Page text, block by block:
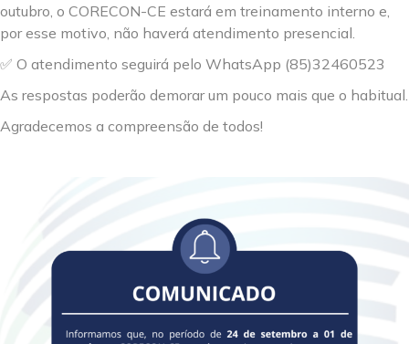
outubro, o CORECON-CE estará em treinamento interno e,
por esse motivo, não haverá atendimento presencial.
✅ O atendimento seguirá pelo WhatsApp (85)32460523
As respostas poderão demorar um pouco mais que o habitual.
Agradecemos a compreensão de todos!